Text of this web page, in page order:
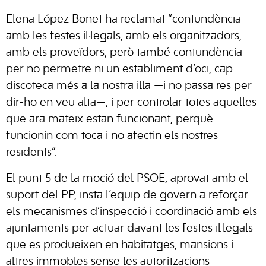
Elena López Bonet ha reclamat “contundència
amb les festes il·legals, amb els organitzadors,
amb els proveïdors, però també contundència
per no permetre ni un establiment d’oci, cap
discoteca més a la nostra illa —i no passa res per
dir-ho en veu alta—, i per controlar totes aquelles
que ara mateix estan funcionant, perquè
funcionin com toca i no afectin els nostres
residents”.
El punt 5 de la moció del PSOE, aprovat amb el
suport del PP, insta l’equip de govern a reforçar
els mecanismes d’inspecció i coordinació amb els
ajuntaments per actuar davant les festes il·legals
que es produeixen en habitatges, mansions i
altres immobles sense les autoritzacions